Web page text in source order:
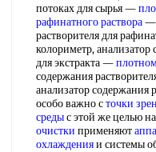
потоках для сырья —
рафинатного раствора—
растворителя для
колориметр, анализатор
для экстракта —
содержания
анализатор содержания
особо важно сточки
средыс этой же целью на
очистки применяют
охлажденияи системы